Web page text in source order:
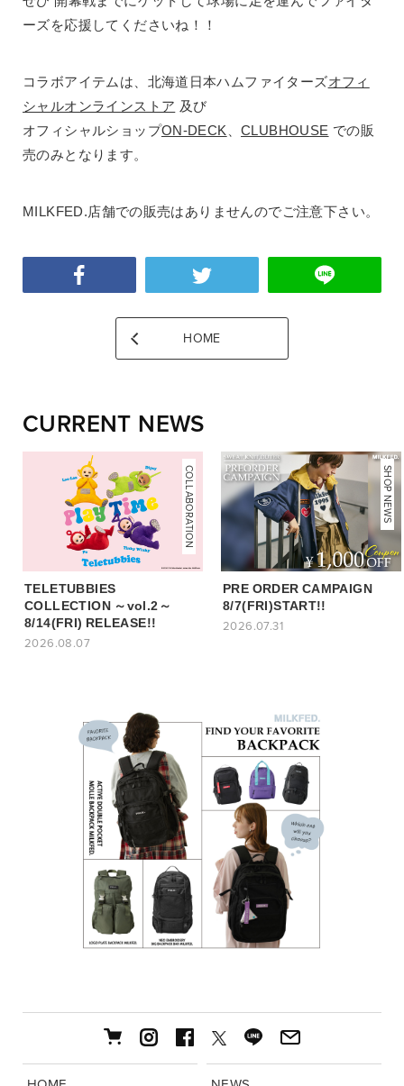
ーズを応援してくださいね！！
コラボアイテムは、北海道日本ハムファイターズオフィ
シャルオンラインストア 及び
オフィシャルショップON-DECK 、CLUBHOUSE での販
売のみとなります。
MILKFED.店舗での販売はありませんのでご注意下さい。
HOME
CURRENT NEWS
COLLABORATION
TELETUBBIES
COLLECTION ～vol.2～
8/14(FRI) RELEASE!!
2026.08.07
NEWS
SHOP NEWS
PRE ORDER CAMPAIGN
8/7(FRI)START!!
2026.07.31